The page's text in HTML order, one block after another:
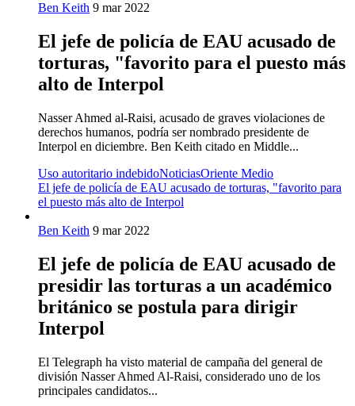
Ben Keith 9 mar 2022
El jefe de policía de EAU acusado de
torturas, "favorito para el puesto más
alto de Interpol
Nasser Ahmed al-Raisi, acusado de graves violaciones de
derechos humanos, podría ser nombrado presidente de
Interpol en diciembre. Ben Keith citado en Middle...
Uso autoritario indebidoNoticiasOriente Medio
El jefe de policía de EAU acusado de torturas, "favorito para
el puesto más alto de Interpol
Ben Keith 9 mar 2022
El jefe de policía de EAU acusado de
presidir las torturas a un académico
británico se postula para dirigir
Interpol
El Telegraph ha visto material de campaña del general de
división Nasser Ahmed Al-Raisi, considerado uno de los
principales candidatos...